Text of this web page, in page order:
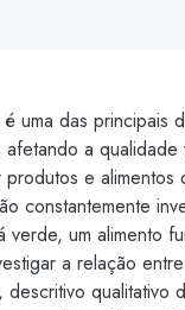
uma das principais
afetando a
produtos e
constantemente
verde, um alimento
a relação
descritivo qualitativo